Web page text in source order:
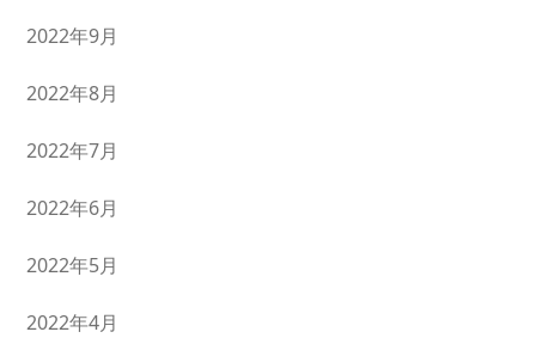
2022年9月
2022年8月
2022年7月
2022年6月
2022年5月
2022年4月